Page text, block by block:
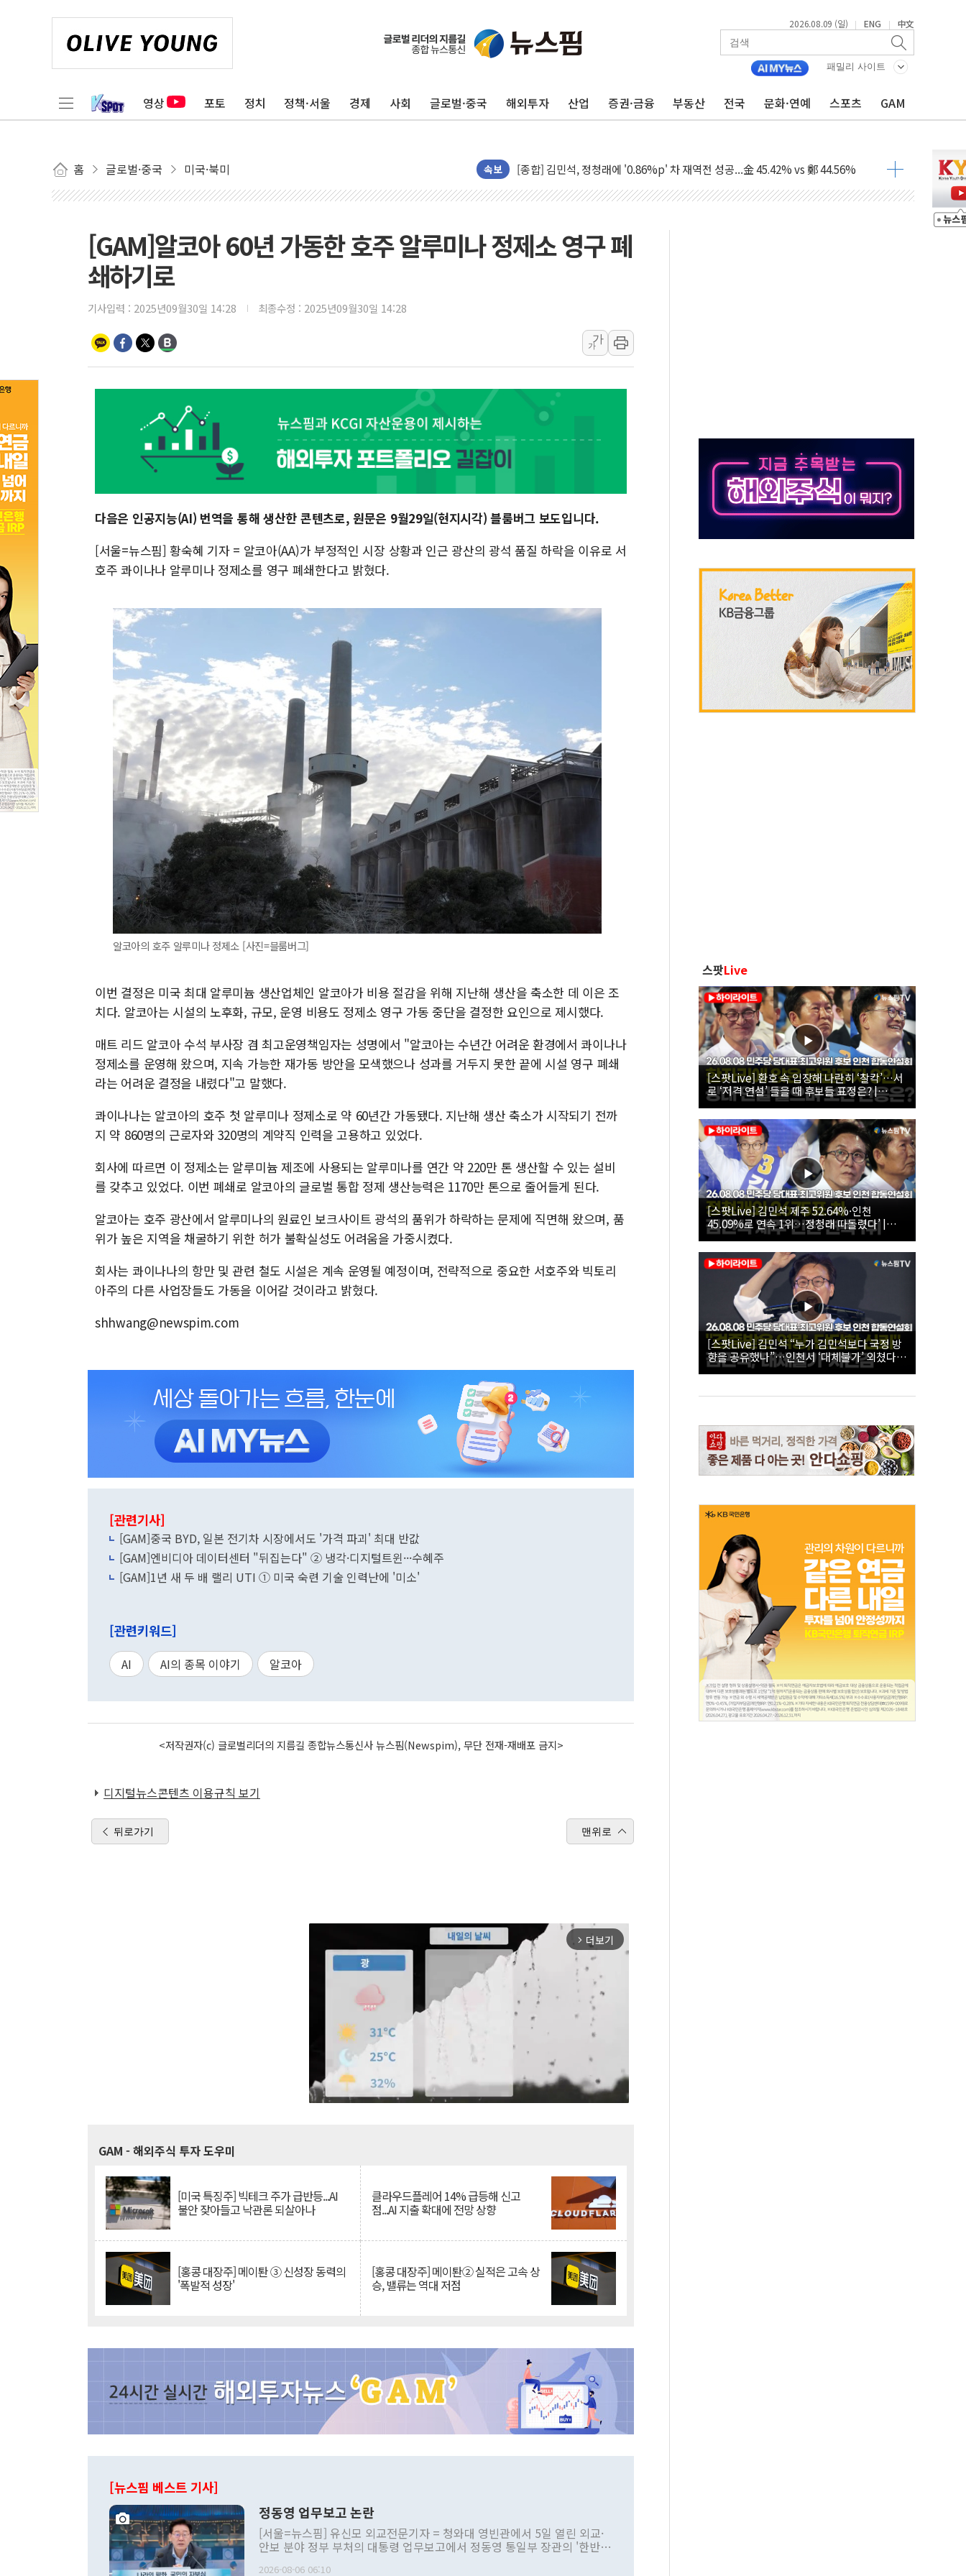
2026.08.09 (일) | ENG | 中文
패밀리 사이트
영상 포토 정치 정책·서울 경제 사회 글로벌·중국 해외투자 산업 증권·금융 부동산 전국 문화·연예 스포츠 GAM
홈 글로벌·중국 미국·북미 속보
포항시 재난예산 40억 긴급 투입…고수온 양식장 복구·지원 '총력'
[종합] 김민석, 정청래에 '0.86%p' 차 재역전 성공...金 45.42% vs 鄭 44.56%
인천 합동연설회 나선 송영길·정청래·김민석 당대표 후보
인사하는 김민석 당대표 후보
[속보] 민주, 제주·인천 경선 결과 발표...김민석 47.75% 정청래 42.08%
美, 이란전 출구전략 만지작…공습 한계·탄약 부족 현실화
강릉·동해·삼척 시간당 최대 50㎜ 폭우…강원 동해안 강한 비 이어져
서울 중랑구 주택가서 흉기 난동…60대 남성 2명 숨져
추미애, '위안부' 피해자 기림의 날 참석..."국제적 시민 연대로 목소리 내야"
인천 선재도 갯벌서 해루질 중 실종 60대 나흘만에 숨진 채 발견
인천서 말다툼 중 어머니 흉기 살해 10대 아들 체포
'화합' 꺼낸 김민석에 '뻔뻔' 받아친 정청래…제주 연설서 신경전 고조
[GAM]알코아 60년 가동한 호주 알루미나 정제소 영구 폐
쇄하기로
기사입력 : 2025년09월30일 14:28 최종수정 : 2025년09월30일 14:28
가
가
다음은 인공지능(AI) 번역을 통해 생산한 콘텐츠로, 원문은 9월29일(현지시각) 블룸버그 보도입니다.
[서울=뉴스핌] 황숙혜 기자 = 알코아(AA)가 부정적인 시장 상황과 인근 광산의 광석 품질 하락을 이유로 서
호주 콰이나나 알루미나 정제소를 영구 폐쇄한다고 밝혔다.
알코아의 호주 알루미나 정제소 [사진=블룸버그]
이번 결정은 미국 최대 알루미늄 생산업체인 알코아가 비용 절감을 위해 지난해 생산을 축소한 데 이은 조
치다. 알코아는 시설의 노후화, 규모, 운영 비용도 정제소 영구 가동 중단을 결정한 요인으로 제시했다.
매트 리드 알코아 수석 부사장 겸 최고운영책임자는 성명에서 "알코아는 수년간 어려운 환경에서 콰이나나
정제소를 운영해 왔으며, 지속 가능한 재가동 방안을 모색했으나 성과를 거두지 못한 끝에 시설 영구 폐쇄
라는 어려운 결정을 내렸다"고 말했다.
콰이나나는 알코아의 호주 첫 알루미나 정제소로 약 60년간 가동됐다. 지난해 생산 축소가 시작되기 전까
지 약 860명의 근로자와 320명의 계약직 인력을 고용하고 있었다.
회사에 따르면 이 정제소는 알루미늄 제조에 사용되는 알루미나를 연간 약 220만 톤 생산할 수 있는 설비
를 갖추고 있었다. 이번 폐쇄로 알코아의 글로벌 통합 정제 생산능력은 1170만 톤으로 줄어들게 된다.
알코아는 호주 광산에서 알루미나의 원료인 보크사이트 광석의 품위가 하락하는 문제에 직면해 왔으며, 품
위가 높은 지역을 채굴하기 위한 허가 불확실성도 어려움을 가중시켰다.
회사는 콰이나나의 항만 및 관련 철도 시설은 계속 운영될 예정이며, 전략적으로 중요한 서호주와 빅토리
아주의 다른 사업장들도 가동을 이어갈 것이라고 밝혔다.
shhwang@newspim.com
[관련기사]
[GAM]중국 BYD, 일본 전기차 시장에서도 '가격 파괴' 최대 반값
[GAM]엔비디아 데이터센터 "뒤집는다" ② 냉각·디지털트윈···수혜주
[GAM]1년 새 두 배 랠리 UTI ① 미국 숙련 기술 인력난에 '미소'
[관련키워드]
AI AI의 종목 이야기 알코아
<저작권자(c) 글로벌리더의 지름길 종합뉴스통신사 뉴스핌(Newspim), 무단 전재-재배포 금지>
디지털뉴스콘텐츠 이용규칙 보기
뒤로가기 맨위로
arrow_forward_ios 더보기
GAM - 해외주식 투자 도우미
[미국 특징주] 빅테크 주가 급반등...AI
불안 잦아들고 낙관론 되살아나
클라우드플레어 14% 급등해 신고
점...AI 지출 확대에 전망 상향
[홍콩 대장주] 메이퇀 ③ 신성장 동력의
'폭발적 성장'
[홍콩 대장주] 메이퇀② 실적은 고속 상
승, 밸류는 역대 저점
[뉴스핌 베스트 기사]
정동영 업무보고 논란
[서울=뉴스핌] 유신모 외교전문기자 = 청와대 영빈관에서 5일 열린 외교·
안보 분야 정부 부처의 대통령 업무보고에서 정동영 통일부 장관의 '한반도
2026-08-06 06:10
스팟Live
[스팟Live] 환호 속 입장해 나란히 ‘찰칵’…서
로 ‘저격 연설’ 들을 때 후보들 표정은? |
26.08.08 더불어민주당 당대표·최고위원 후
보 인천 합동연설회
[스팟Live] 김민석 제주 52.64%·인천
45.09%로 연속 1위…정청래 따돌렸다’ |
26.08.08 더불어민주당 당대표·최고위원 후
보 인천 합동연설회
[스팟Live] 김민석 “누가 김민석보다 국정 방
향을 공유했나”…인천서 ‘대체불가’ 외쳤다 |
26.08.08 더불어민주당 당대표·최고위원 후